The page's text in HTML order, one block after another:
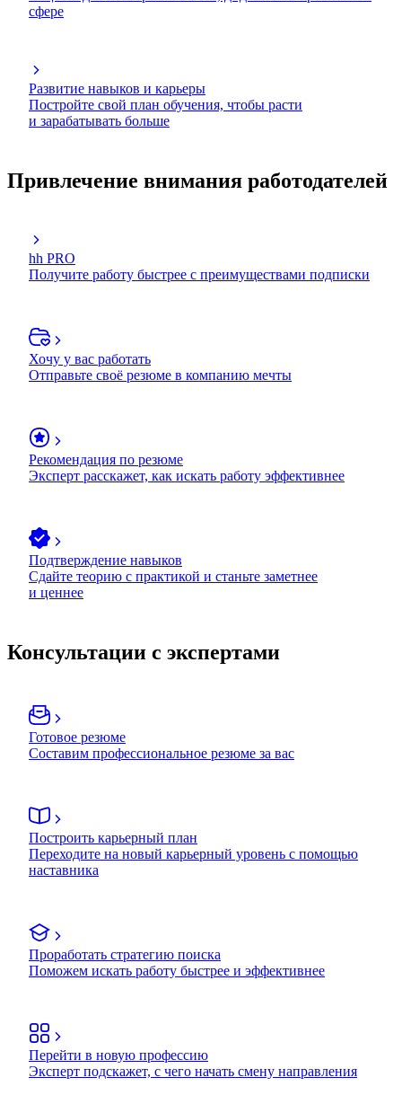
сфере
Развитие навыков и карьеры
Постройте свой план обучения, чтобы расти
и зарабатывать больше
Привлечение внимания работодателей
hh PRO
Получите работу быстрее с преимуществами подписки
Хочу у вас работать
Отправьте своё резюме в компанию мечты
Рекомендация по резюме
Эксперт расскажет, как искать работу эффективнее
Подтверждение навыков
Сдайте теорию с практикой и станьте заметнее
и ценнее
Консультации с экспертами
Готовое резюме
Составим профессиональное резюме за вас
Построить карьерный план
Переходите на новый карьерный уровень с помощью
наставника
Проработать стратегию поиска
Поможем искать работу быстрее и эффективнее
Перейти в новую профессию
Эксперт подскажет, с чего начать смену направления